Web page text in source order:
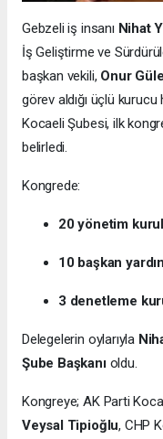
Gebzeli iş insanı Nihat
İş Geliştirme ve
başkan vekili, Onur
görev aldığı üçlü
Kocaeli Şubesi, ilk
belirledi.
Kongrede:
20 yönetim
10 başkan
3 denetleme
Delegelerin oylarıyla
Şube Başkanıoldu.
Kongreye; AK Parti
Veysal Tipioğlu, CHP